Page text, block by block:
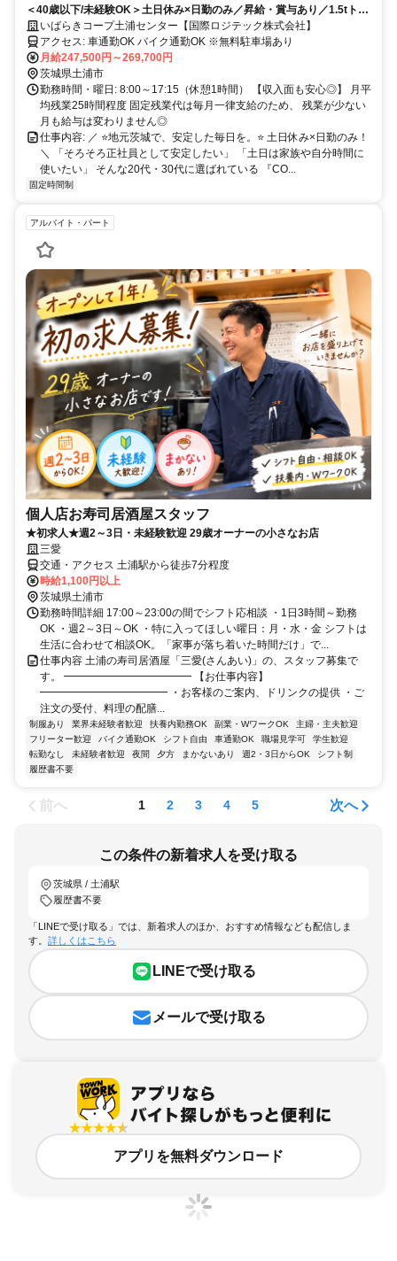
＜40歳以下/未経験OK＞土日休み×日勤のみ／昇給・賞与あり／1.5tトラ
ック／資格取得支援あり／女性ドライバーも活躍中
いばらきコープ土浦センター【国際ロジテック株式会社】
アクセス: 車通勤OK バイク通勤OK ※無料駐車場あり
月給247,500円～269,700円
茨城県土浦市
勤務時間・曜日: 8:00～17:15（休憩1時間） 【収入面も安心◎】 月平
均残業25時間程度 固定残業代は毎月一律支給のため、 残業が少ない
月も給与は変わりません◎
仕事内容: ／ ⭐️地元茨城で、安定した毎日を。⭐️ 土日休み×日勤のみ！
＼ 「そろそろ正社員として安定したい」 「土日は家族や自分時間に
使いたい」 そんな20代・30代に選ばれている 『CO...
固定時間制
アルバイト・パート
個人店お寿司居酒屋スタッフ
★初求人★週2～3日・未経験歓迎 29歳オーナーの小さなお店
三愛
交通・アクセス 土浦駅から徒歩7分程度
時給1,100円以上
茨城県土浦市
勤務時間詳細 17:00～23:00の間でシフト応相談 ・1日3時間～勤務
OK ・週2～3日～OK ・特に入ってほしい曜日：月・水・金 シフトは
生活に合わせて相談OK。「家事が落ち着いた時間だけ」で...
仕事内容 土浦の寿司居酒屋「三愛(さんあい)」の、スタッフ募集で
す。 ━━━━━━━━━━━━ 【お仕事内容】
━━━━━━━━━━━━ ・お客様のご案内、ドリンクの提供 ・ご
注文の受付、料理の配膳...
制服あり 業界未経験者歓迎 扶養内勤務OK 副業・WワークOK
主婦・主夫歓迎
フリーター歓迎
バイク通勤OK シフト自由 車通勤OK 職場見学可
学生歓迎
転勤なし
未経験者歓迎 夜間 夕方 まかないあり 週2・3日からOK
シフト制
履歴書不要
前へ 1 2 3 4 5 次へ
この条件の新着求人を受け取る
茨城県 / 土浦駅
履歴書不要
「LINEで受け取る」では、新着求人のほか、おすすめ情報なども配信しま
す。 詳しくはこちら
LINEで受け取る
メールで受け取る
アプリを無料ダウンロード